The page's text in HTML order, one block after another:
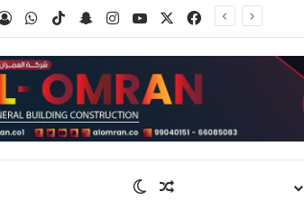
فيسبوك ‫YouTubeانستقرامسناب تشات
‫TikTok
مقال عشوائي
الوضع المظلم